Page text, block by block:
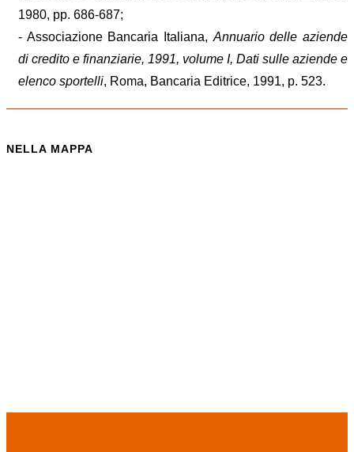
1980, pp. 686-687;
- Associazione Bancaria Italiana, Annuario delle aziende
di credito e finanziarie, 1991, volume I, Dati sulle aziende e
elenco sportelli, Roma, Bancaria Editrice, 1991, p. 523.
NELLA MAPPA